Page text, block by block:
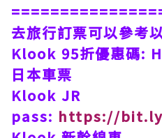
去旅行訂票可以參考
Klook 95折優惠碼:
日本車票
Klook JR
pass: https://